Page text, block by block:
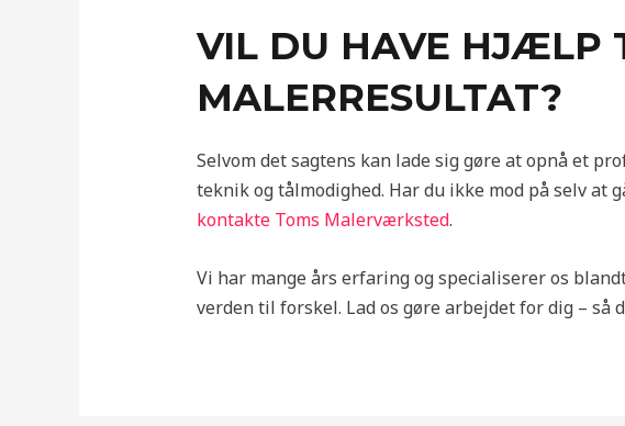
VIL DU HAVE HJÆLP
MALERRESULTAT?
Selvom det sagtens kan lade sig gøre at opnå et
teknik og tålmodighed. Har du ikke mod på selv
kontakte Toms Malerværksted.
Vi har mange års erfaring og specialiserer os
verden til forskel. Lad os gøre arbejdet for dig – så